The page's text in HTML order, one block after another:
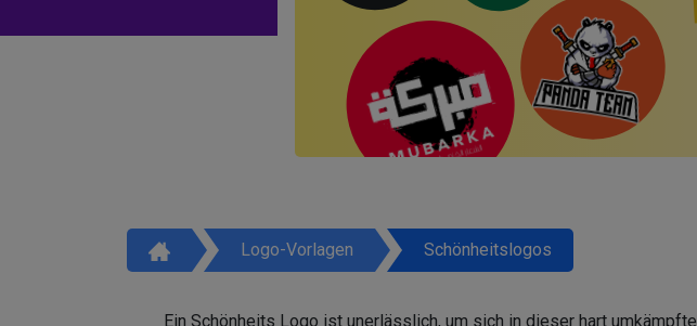
Logo-Vorlagen Schönheitslogos
Ein Schönheits Logo ist unerlässlich, um sich in dieser hart